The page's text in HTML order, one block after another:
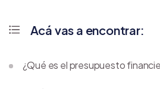
Acá vas a encontrar:
¿Qué es el presupuesto